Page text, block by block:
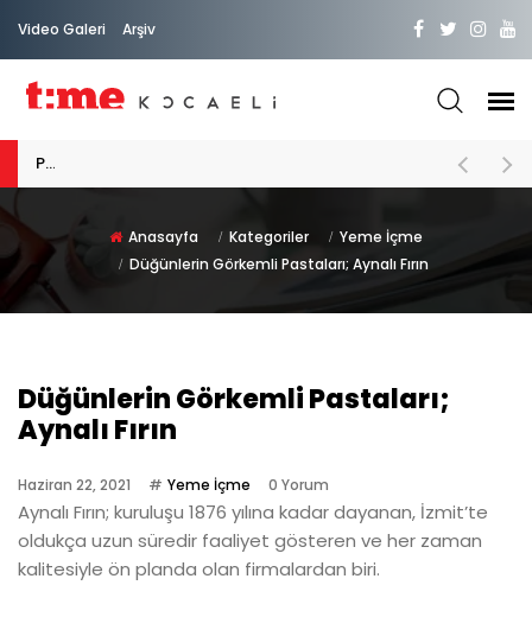
Video Galeri Arşiv
Anasayfa Kategoriler
Yeme İçme
Düğünlerin Görkemli Pastaları; Aynalı Fırın
Düğünlerin Görkemli Pastaları;
Aynalı Fırın
Haziran 22, 2021 Yeme İçme 0 Yorum
Aynalı Fırın; kuruluşu 1876 yılına kadar dayanan, İzmit’te
oldukça uzun süredir faaliyet gösteren ve her zaman
kalitesiyle ön planda olan firmalardan biri.